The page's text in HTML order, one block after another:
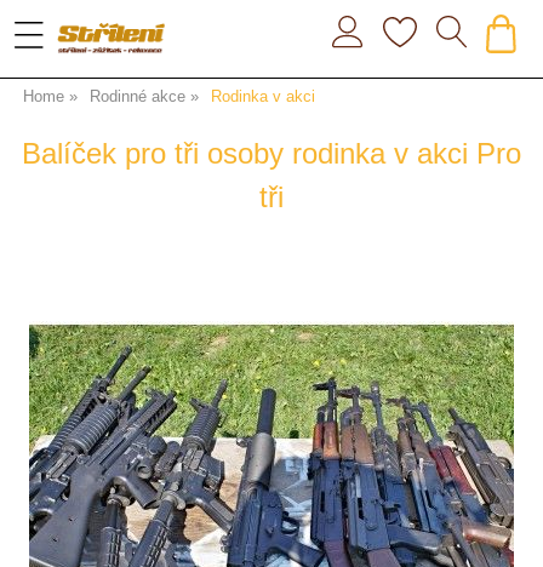
Home Rodinné akce Rodinka v akci
Balíček pro tři osoby rodinka v akci Pro
tři